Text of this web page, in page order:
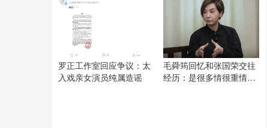
罗正工作室回应争议：太
入戏亲女演员纯属造谣
毛舜筠回忆和张国荣交往
经历：是很多情很重情的